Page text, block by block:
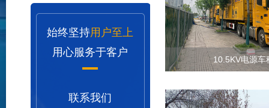
始终坚持用户至上
用心服务于客户
联系我们
10.5KV电源车